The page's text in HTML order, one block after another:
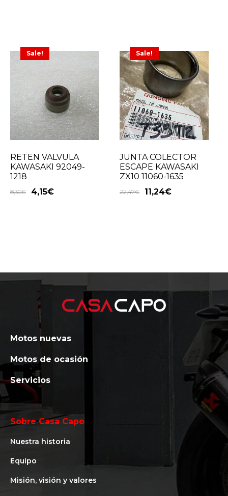
Sale!
RETEN VALVULA
KAWASAKI 92049-
1218
8,30€ 4,15€
Sale!
JUNTA COLECTOR
ESCAPE KAWASAKI
ZX10 11060-1635
22,47€ 11,24€
Motos nuevas
Motos de ocasión
Servicios
Sobre Casa Capo
Nuestra historia
Equipo
Misión, visión y valores